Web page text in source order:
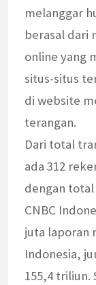
melanggar
berasal dari
online yang
situs-situs
di website
terangan.
Dari total
ada 312
dengan total
CNBC
juta laporan
Indonesia,
155,4 triliun.